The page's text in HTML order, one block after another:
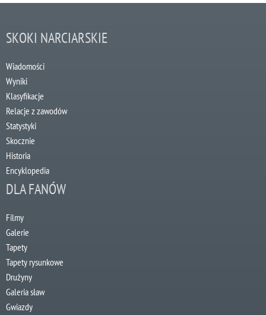
SKOKI NARCIARSKIE
Wiadomości
Wyniki
Klasyfikacje
Relacje z zawodów
Statystyki
Skocznie
Historia
Encyklopedia
DLA FANÓW
Filmy
Galerie
Tapety
Tapety rysunkowe
Drużyny
Galeria sław
Gwiazdy